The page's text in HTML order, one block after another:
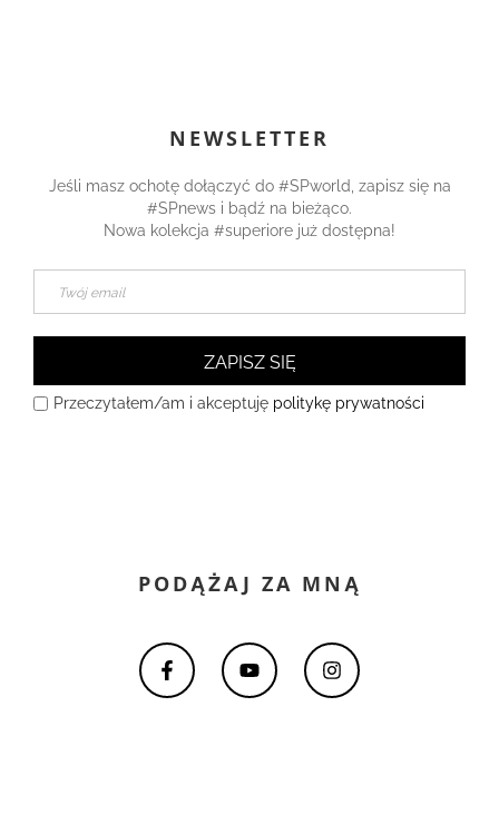
NEWSLETTER
Jeśli masz ochotę dołączyć do #SPworld, zapisz się na
#SPnews i bądź na bieżąco.
Nowa kolekcja #superiore już dostępna!
ZAPISZ SIĘ
Przeczytałem/am i akceptuję politykę prywatności
PODĄŻAJ ZA MNĄ